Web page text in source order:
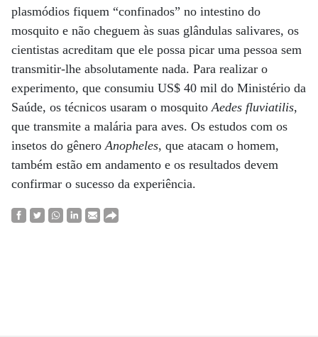
plasmódios fiquem “confinados” no intestino do
mosquito e não cheguem às suas glândulas salivares, os
cientistas acreditam que ele possa picar uma pessoa sem
transmitir-lhe absolutamente nada. Para realizar o
experimento, que consumiu US$ 40 mil do Ministério da
Saúde, os técnicos usaram o mosquitoAedes fluviatilis,
que transmite a malária para aves. Os estudos com os
insetos do gêneroAnopheles, que atacam o homem,
também estão em andamento e os resultados devem
confirmar o sucesso da experiência.